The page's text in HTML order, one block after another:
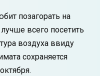
позагорать на
всего посетить
воздуха ввиду
сохраняется